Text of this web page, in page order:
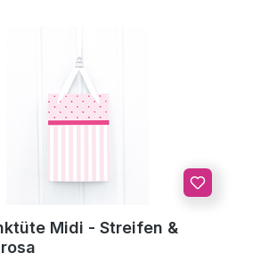
Midi - Streifen &